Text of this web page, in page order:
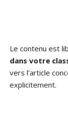
Le contenu est
dans votre
vers l’article
explicitement.